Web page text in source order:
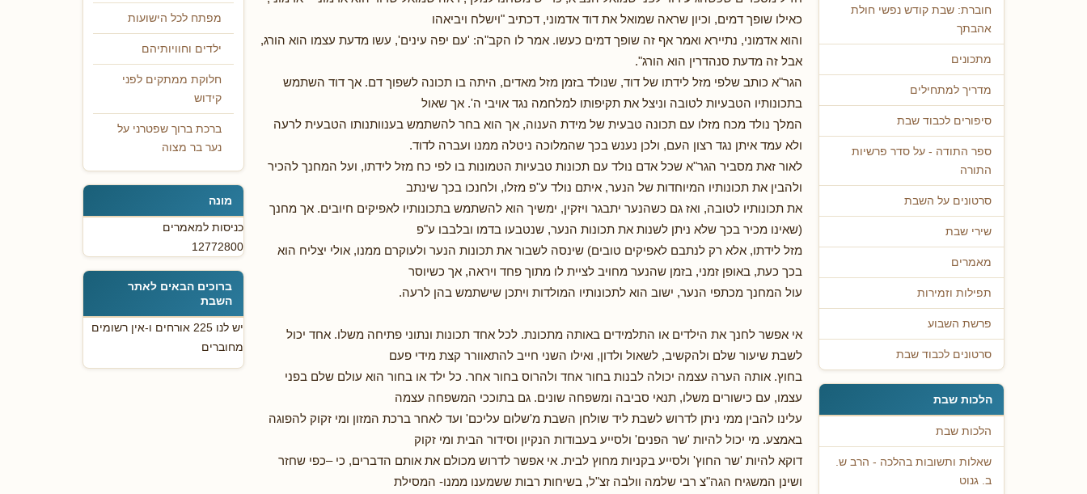
חוברת: שבת קודש נפשי חולת
אהבתך
מתכונים
מדריך למתחילים
סיפורים לכבוד שבת
ספר התודה - על סדר פרשיות
התורה
סרטונים על השבת
שירי שבת
מאמרים
תפילות וזמירות
פרשת השבוע
סרטונים לכבוד שבת
הלכות שבת
הלכות שבת
שאלות ותשובות בהלכה - הרב ש.
ב. גנוט
כאילו שופך דמים, וכיון שראה שמואל את דוד אדמוני, דכתיב "וישלח ויביאהו
והוא אדמוני, נתיירא ואמר אף זה שופך דמים כעשו. אמר לו הקב"ה: 'עם יפה עינים', עשו מדעת עצמו הוא הורג,
אבל זה מדעת סנהדרין הוא הורג".
הגר"א כותב שלפי מזל לידתו של דוד, שנולד בזמן מזל מאדים, היתה בו תכונה לשפוך דם. אך דוד השתמש
בתכונותיו הטבעיות לטובה וניצל את תקיפותו למלחמה נגד אויבי ה'. אך שאול
המלך נולד מכח מזלו עם תכונה טבעית של מידת הענוה, אך הוא בחר להשתמש בענוותנותו הטבעית לרעה
ולא עמד איתן נגד רצון העם, ולכן נענש בכך שהמלוכה ניטלה ממנו ועברה לדוד.
לאור זאת מסביר הגר"א שכל אדם נולד עם תכונות טבעיות הטמונות בו לפי כח מזל לידתו, ועל המחנך להכיר
ולהבין את תכונותיו המיוחדות של הנער, איתם נולד ע"פ מזלו, ולחנכו בכך שינתב
את תכונותיו לטובה, ואז גם כשהנער יתבגר ויזקין, ימשיך הוא להשתמש בתכונותיו לאפיקים חיובים. אך מחנך
(שאינו מכיר בכך שלא ניתן לשנות את תכונות הנער, שנטבעו בדמו ובלבבו ע"פ
מזל לידתו, אלא רק לנתבם לאפיקים טובים) שינסה לשבור את תכונות הנער ולעוקרם ממנו, אולי יצליח הוא
בכך כעת, באופן זמני, בזמן שהנער מחויב לציית לו מתוך פחד ויראה, אך כשיוסר
עול המחנך מכתפי הנער, ישוב הוא לתכונותיו המולדות ויתכן שישתמש בהן לרעה.
אי אפשר לחנך את הילדים או התלמידים באותה מתכונת. לכל אחד תכונות ונתוני פתיחה משלו. אחד יכול
לשבת שיעור שלם ולהקשיב, לשאול ולדון, ואילו השני חייב להתאוורר קצת מידי פעם
בחוץ. אותה הערה עצמה יכולה לבנות בחור אחד ולהרוס בחור אחר. כל ילד או בחור הוא עולם שלם בפני
עצמו, עם כישורים משלו, תנאי סביבה ומשפחה שונים. גם בתוככי המשפחה עצמה
עלינו להבין ממי ניתן לדרוש לשבת ליד שולחן השבת מ'שלום עליכם' ועד לאחר ברכת המזון ומי זקוק להפוגה
באמצע. מי יכול להיות 'שר הפנים' ולסייע בעבודות הנקיון וסידור הבית ומי זקוק
דוקא להיות 'שר החוץ' ולסייע בקניות מחוץ לבית. אי אפשר לדרוש מכולם את אותם הדברים, כי –כפי שחזר
ושינן המשגיח הגה"צ רבי שלמה וולבה זצ"ל, בשיחות רבות ששמענו ממנו- המסילת
מפתח לכל הישועות
ילדים וחוויותיהם
חלוקת ממתקים לפני
קידוש
ברכת ברוך שפטרני על
נער בר מצוה
מונה
כניסות למאמרים
12772800
ברוכים הבאים לאתר
השבת
יש לנו 225 אורחים ו-אין רשומים
מחוברים